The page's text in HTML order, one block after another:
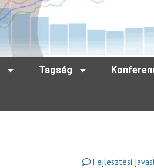
Tagság
Fejlesztési